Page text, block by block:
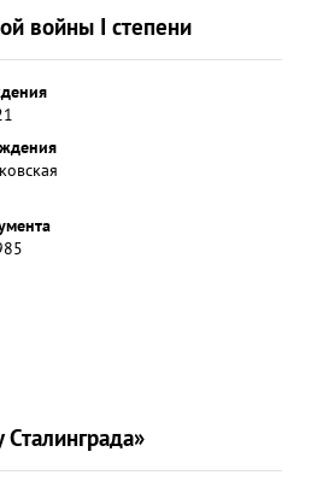
войны I степени